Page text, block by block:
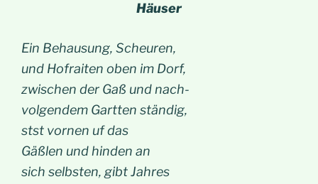
Häuser
Ein Behausung, Scheuren,
und Hofraiten oben im Dorf,
zwischen der Gaß und nach-
volgendem Gartten ständig,
stst vornen uf das
Gäßlen und hinden an
sich selbsten, gibt Jahres